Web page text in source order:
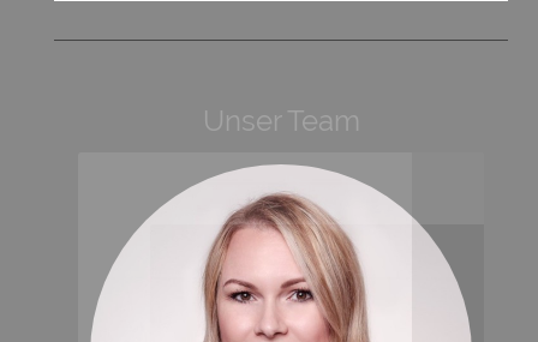
Unser Team